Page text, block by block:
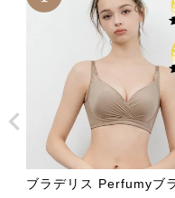
ブラデリス Perfumyブ